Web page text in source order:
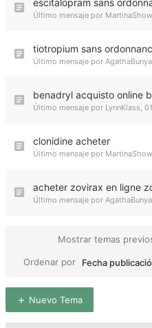
escitalopram sans
Último mensaje por
tiotropium sans
Último mensaje por
benadryl acquisto online
Último mensaje por LynnKlass,
clonidine acheter
Último mensaje por
acheter zovirax en ligne
Último mensaje por
Mostrar temas
Ordenar por
Fecha
Nuevo Tema